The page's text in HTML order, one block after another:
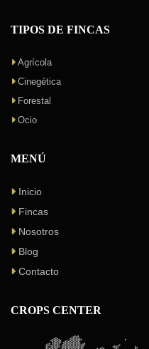
TIPOS DE FINCAS
Agrícola
Cinegética
Forestal
Ocio
MENÚ
Inicio
Fincas
Nosotros
Blog
Contacto
CROPS CENTER